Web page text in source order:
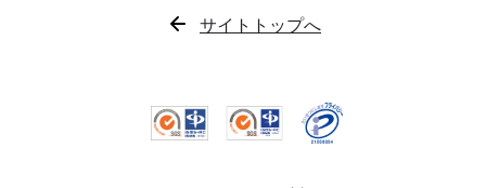
サイトトップへ